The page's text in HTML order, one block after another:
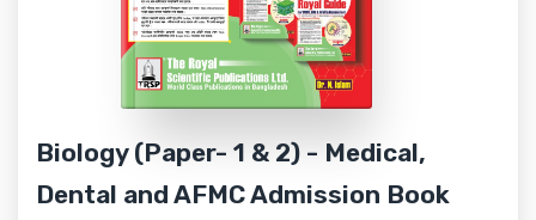
Biology (Paper- 1 & 2) - Medical,
Dental and AFMC Admission Book